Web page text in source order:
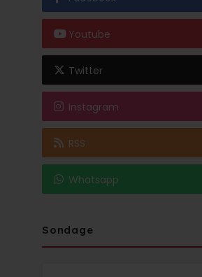
Youtube
Twitter
Instagram
RSS
Whatsapp
Sondage